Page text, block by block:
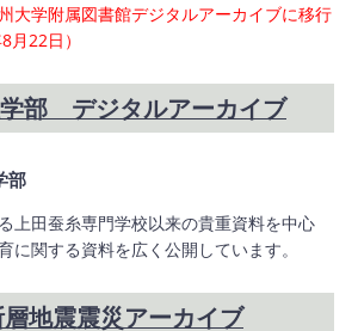
大学附属図書館デジタルアーカイブに移行
月22日）
部 デジタルアーカイブ
部
上田蚕糸専門学校以来の貴重資料を中心
に関する資料を広く公開しています。
地震震災アーカイブ